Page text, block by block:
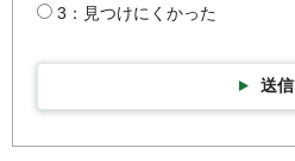
3：見つけにくかった
送信